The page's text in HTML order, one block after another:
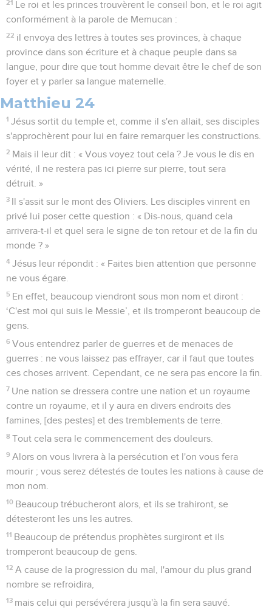
21 Le roi et les princes trouvèrent le conseil bon, et le roi agit
conformément à la parole de Memucan :
22 il envoya des lettres à toutes ses provinces, à chaque
province dans son écriture et à chaque peuple dans sa
langue, pour dire que tout homme devait être le chef de son
foyer et y parler sa langue maternelle.
Matthieu 24
1 Jésus sortit du temple et, comme il s'en allait, ses disciples
s'approchèrent pour lui en faire remarquer les constructions.
2 Mais il leur dit : « Vous voyez tout cela ? Je vous le dis en
vérité, il ne restera pas ici pierre sur pierre, tout sera
détruit. »
3 Il s'assit sur le mont des Oliviers. Les disciples vinrent en
privé lui poser cette question : « Dis-nous, quand cela
arrivera-t-il et quel sera le signe de ton retour et de la fin du
monde ? »
4 Jésus leur répondit : « Faites bien attention que personne
ne vous égare.
5 En effet, beaucoup viendront sous mon nom et diront :
‘C'est moi qui suis le Messie’, et ils tromperont beaucoup de
gens.
6 Vous entendrez parler de guerres et de menaces de
guerres : ne vous laissez pas effrayer, car il faut que toutes
ces choses arrivent. Cependant, ce ne sera pas encore la fin.
7 Une nation se dressera contre une nation et un royaume
contre un royaume, et il y aura en divers endroits des
famines, [des pestes] et des tremblements de terre.
8 Tout cela sera le commencement des douleurs.
9 Alors on vous livrera à la persécution et l'on vous fera
mourir ; vous serez détestés de toutes les nations à cause de
mon nom.
10 Beaucoup trébucheront alors, et ils se trahiront, se
détesteront les uns les autres.
11 Beaucoup de prétendus prophètes surgiront et ils
tromperont beaucoup de gens.
12 A cause de la progression du mal, l'amour du plus grand
nombre se refroidira,
13 mais celui qui persévérera jusqu'à la fin sera sauvé.